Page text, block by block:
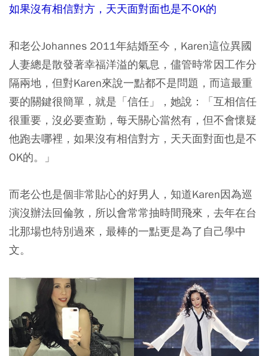
如果沒有相信對方，天天面對面也是不OK的
和老公Johannes 2011年結婚至今，Karen這位異國
人妻總是散發著幸福洋溢的氣息，儘管時常因工作分
隔兩地，但對Karen來說一點都不是問題，而這最重
要的關鍵很簡單，就是「信任」，她說：「互相信任
很重要，沒必要查勤，每天關心當然有，但不會懷疑
他跑去哪裡，如果沒有相信對方，天天面對面也是不
OK的。」
而老公也是個非常貼心的好男人，知道Karen因為巡
演沒辦法回倫敦，所以會常常抽時間飛來，去年在台
北那場也特別過來，最棒的一點更是為了自己學中
文。